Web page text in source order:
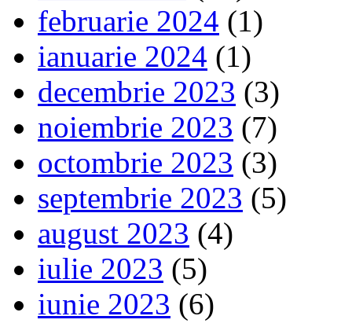
februarie 2024 (1)
ianuarie 2024 (1)
decembrie 2023 (3)
noiembrie 2023 (7)
octombrie 2023 (3)
septembrie 2023 (5)
august 2023 (4)
iulie 2023 (5)
iunie 2023 (6)